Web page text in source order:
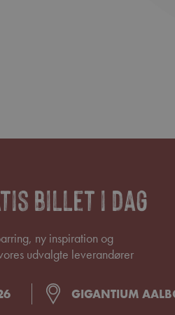
billet i dag
ny inspiration og
udvalgte leverandører
GIGANTIUM